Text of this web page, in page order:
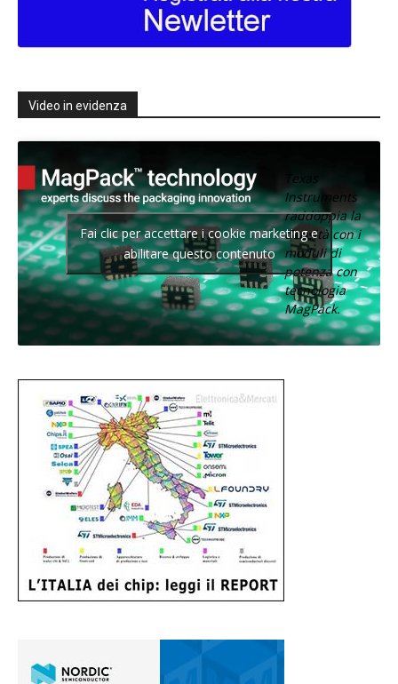
Video in evidenza
Texas
Instruments
raddoppia la
densità con i
moduli di
potenza con
tecnologia
MagPack.
Fai clic per accettare i cookie marketing e
abilitare questo contenuto